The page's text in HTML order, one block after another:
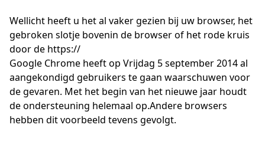
Wellicht heeft u het al vaker gezien bij uw browser, het
gebroken slotje bovenin de browser of het rode kruis
door de https://
Google Chrome heeft op Vrijdag 5 september 2014 al
aangekondigd gebruikers te gaan waarschuwen voor
de gevaren. Met het begin van het nieuwe jaar houdt
de ondersteuning helemaal op.Andere browsers
hebben dit voorbeeld tevens gevolgt.